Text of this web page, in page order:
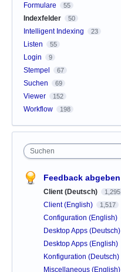
Formulare 55
Indexfelder 50
Intelligent Indexing 23
Listen 55
Login 9
Stempel 67
Suchen 69
Viewer 152
Workflow 198
Suchen
Feedback abgeben
Client (Deutsch) 1,295
Client (English) 1,517
Configuration (English)
Desktop Apps (Deutsch)
Desktop Apps (English)
Konfiguration (Deutsch)
Miscellaneous (English)